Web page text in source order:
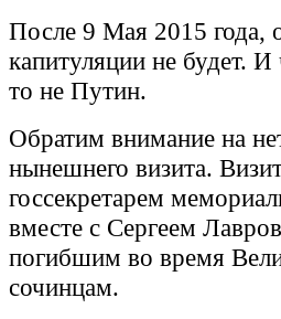
После 9 Мая 2015 года,
капитуляции не будет.
то не Путин.
Обратим внимание на
нынешнего визита.
госсекретарем
вместе с Сергеем
погибшим во время
сочинцам.